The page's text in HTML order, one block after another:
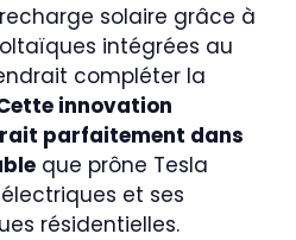
solaire grâce à
intégrées au
compléter la
innovation
parfaitement dans
que prône Tesla
et ses
résidentielles.